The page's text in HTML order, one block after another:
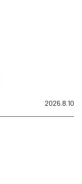
2026.8.10